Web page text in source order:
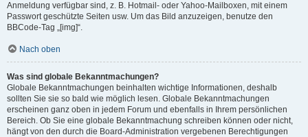
Anmeldung verfügbar sind, z. B. Hotmail- oder Yahoo-Mailboxen, mit einem
Passwort geschützte Seiten usw. Um das Bild anzuzeigen, benutze den
BBCode-Tag „[img]“.
Nach oben
Was sind globale Bekanntmachungen?
Globale Bekanntmachungen beinhalten wichtige Informationen, deshalb
sollten Sie sie so bald wie möglich lesen. Globale Bekanntmachungen
erscheinen ganz oben in jedem Forum und ebenfalls in Ihrem persönlichen
Bereich. Ob Sie eine globale Bekanntmachung schreiben können oder nicht,
hängt von den durch die Board-Administration vergebenen Berechtigungen